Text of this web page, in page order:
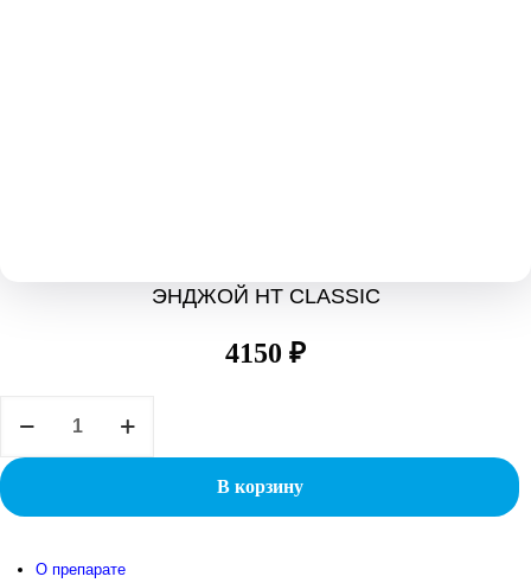
ЭНДЖОЙ НТ CLASSIC
4150 ₽
товара
НТ
CLASSIC
В корзину
О препарате